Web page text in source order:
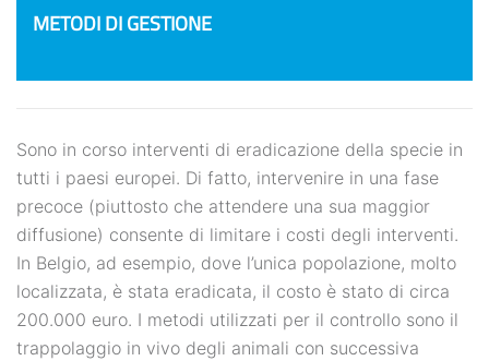
METODI DI GESTIONE
Sono in corso interventi di eradicazione della specie in
tutti i paesi europei. Di fatto, intervenire in una fase
precoce (piuttosto che attendere una sua maggior
diffusione) consente di limitare i costi degli interventi.
In Belgio, ad esempio, dove l’unica popolazione, molto
localizzata, è stata eradicata, il costo è stato di circa
200.000 euro. I metodi utilizzati per il controllo sono il
trappolaggio in vivo degli animali con successiva